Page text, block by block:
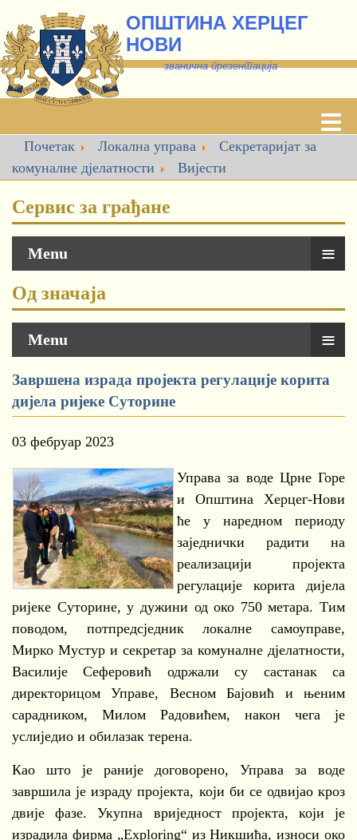
ОПШТИНА ХЕРЦЕГ
НОВИ
званична презентација
Почетак Локална управа
Секретаријат за
комуналне дјелатности
Вијести
Сервис за грађане
Menu ≡
Од значаја
Menu ≡
Завршена израда пројекта регулације корита
дијела ријеке Суторине
03 фебруар 2023
Управа за воде Црне Горе
и Општина Херцег-Нови
ће у наредном периоду
заједнички радити на
реализацији пројекта
регулације корита дијела
ријеке Суторине, у дужини од око 750 метара. Тим
поводом, потпредсједник локалне самоуправе,
Мирко Мустур и секретар за комуналне дјелатности,
Василије Сеферовић одржали су састанак са
директорицом Управе, Весном Бајовић и њеним
сарадником, Милом Радовићем, након чега је
услиједио и обилазак терена.
Као што је раније договорено, Управа за воде
завршила је израду пројекта, који би се одвијао кроз
двије фазе. Укупна вриједност пројекта, који је
израдила фирма „Exploring“ из Никшића, износи око